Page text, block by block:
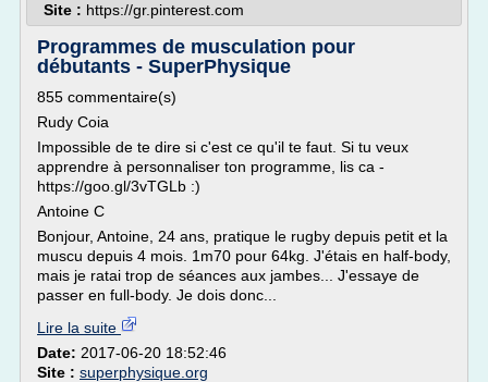
Site : https://gr.pinterest.com
Programmes de musculation pour
débutants - SuperPhysique
855 commentaire(s)
Rudy Coia
Impossible de te dire si c'est ce qu'il te faut. Si tu veux
apprendre à personnaliser ton programme, lis ca -
https://goo.gl/3vTGLb :)
Antoine C
Bonjour, Antoine, 24 ans, pratique le rugby depuis petit et la
muscu depuis 4 mois. 1m70 pour 64kg. J'étais en half-body,
mais je ratai trop de séances aux jambes... J'essaye de
passer en full-body. Je dois donc...
Lire la suite
Date: 2017-06-20 18:52:46
Site : superphysique.org